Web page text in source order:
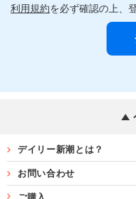
利用規約を必ず確認の上、
デイリー新潮とは？
お問い合わせ